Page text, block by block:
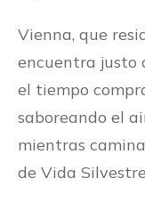
Vienna, que
encuentra justo
el tiempo
saboreando el
mientras
de Vida